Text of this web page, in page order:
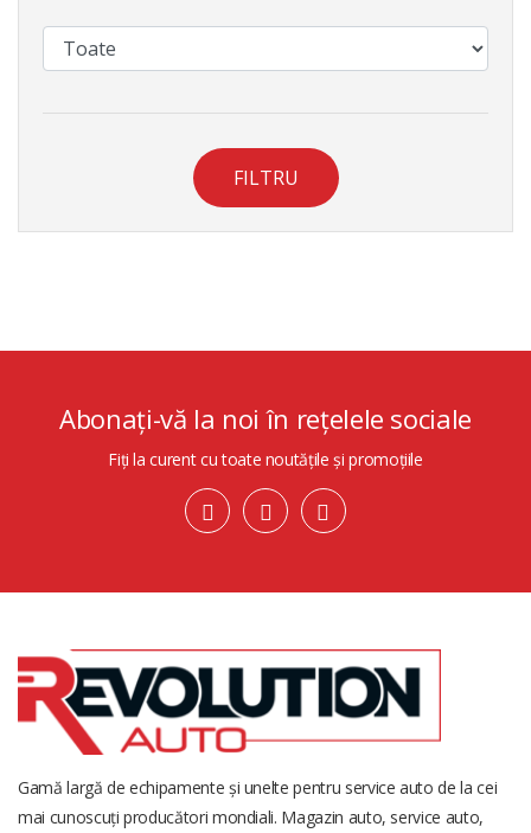
FILTRU
Abonați-vă la noi în rețelele sociale
Fiți la curent cu toate noutățile și promoțiile
Gamă largă de echipamente și unelte pentru service auto de la cei
mai cunoscuți producători mondiali. Magazin auto, service auto,